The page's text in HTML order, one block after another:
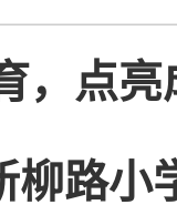
，点
路小